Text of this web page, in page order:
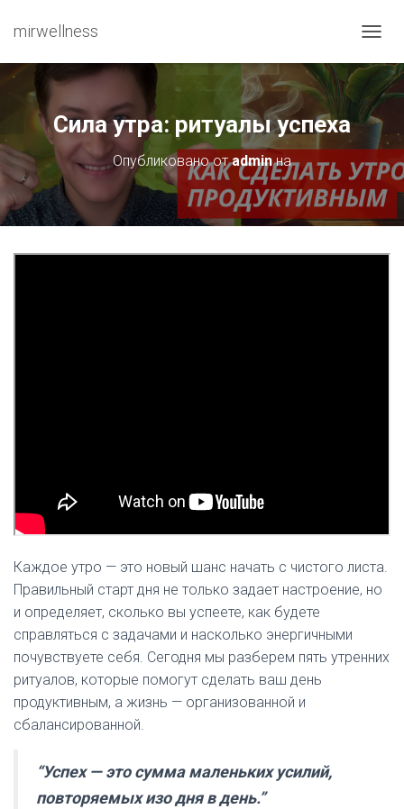
mirwellness
Сила утра: ритуалы успеха
Опубликовано отadminна
Каждое утро — это новый шанс начать с чистого листа.
Правильный старт дня не только задает настроение, но
и определяет, сколько вы успеете, как будете
справляться с задачами и насколько энергичными
почувствуете себя. Сегодня мы разберем пять утренних
ритуалов, которые помогут сделать ваш день
продуктивным, а жизнь — организованной и
сбалансированной.
“Успех — это сумма маленьких усилий,
повторяемых изо дня в день.”